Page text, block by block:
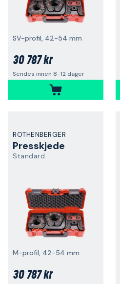
SV-profil, 42-54 mm
30 787 kr
Sendes innen 8-12 dager
ROTHENBERGER
Presskjede
Standard
M-profil, 42-54 mm
30 787 kr